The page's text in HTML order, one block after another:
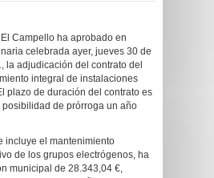
Campello ha aprobado en
celebrada ayer, jueves 30 de
la adjudicación del contrato del
integral de instalaciones
plazo de duración del contrato es
posibilidad de prórroga un año
incluye el mantenimiento
de los grupos electrógenos, ha
municipal de 28.343,04 €,